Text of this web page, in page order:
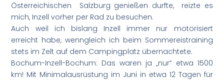
Österreichischen Salzburg genießen durfte, reizte es
mich, Inzell vorher per Rad zu besuchen.
Auch weil ich bislang Inzell immer nur motorisiert
erreicht habe, wenngleich ich beim Sommereistraining
stets im Zelt auf dem Campingplatz übernachtete.
Bochum-Inzell-Bochum: Das waren ja „nur“ etwa 1500
km! Mit Minimalausrüstung im Juni in etwa 12 Tagen für